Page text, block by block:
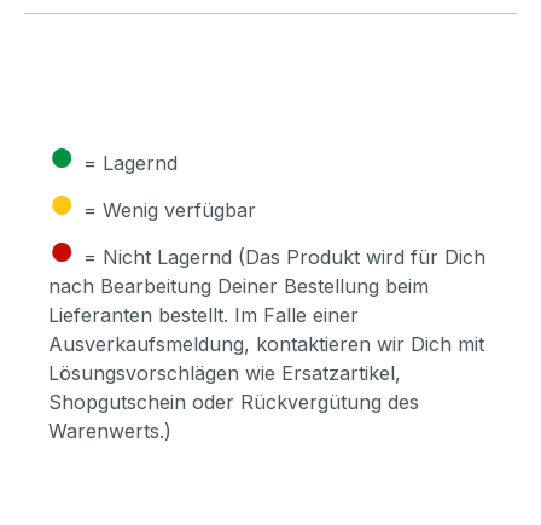
● = Lagernd
● = Wenig verfügbar
● = Nicht Lagernd (Das Produkt wird für Dich
nach Bearbeitung Deiner Bestellung beim
Lieferanten bestellt. Im Falle einer
Ausverkaufsmeldung, kontaktieren wir Dich mit
Lösungsvorschlägen wie Ersatzartikel,
Shopgutschein oder Rückvergütung des
Warenwerts.)